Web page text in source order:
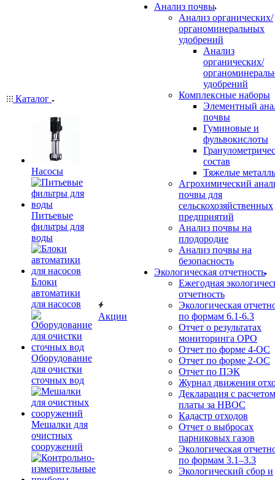
Каталог
Насосы
Питьевые
фильтры для
воды
Блоки
автоматики
для насосов
Оборудование
для очистки
сточных вод
Мешалки для
очистных
сооружений
Акции
Анализ почвы
Анализ органических/
органоминеральных
удобрений
Анализ
органических/
удобрений
Комплексные наборы
Элементный
почвы
Гуминовые и
фульвокислоты
состав
Тяжелые
Агрохимический
почвы для
сельскохозяйственных
предприятий
Анализ почвы на
плодородие
Анализ почвы на
безопасность
Экологическая отчетность
Ежегодная
отчетность
Экологическая
по формам 6.1-6.3
Отчет о результатах
мониторинга ОРО
Отчет по форме 4-ОС
Отчет по форме 2-ОС
Отчет по ПЭК
Журнал движения
Декларация с расчетом
платы за НВОС
Кадастр отходов
Отчет о выбросах
парниковых газов
Экологическая
по формам 3.1–3.3
Экологический сбор и